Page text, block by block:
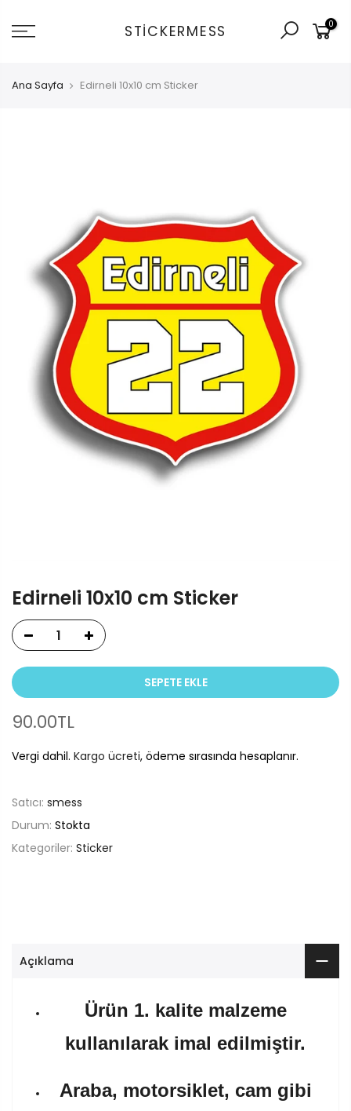
git
STICKERMESS 0
Ana Sayfa Edirneli 10x10 cm Sticker
Edirneli 10x10 cm Sticker
SEPETE EKLE
90.00TL
Vergi dahil. Kargo ücreti, ödeme sırasında hesaplanır.
Satıcı: smess
Durum: Stokta
Kategoriler: Sticker
Açıklama
Ürün 1. kalite malzeme
kullanılarak imal edilmiştir.
Araba, motorsiklet, cam gibi